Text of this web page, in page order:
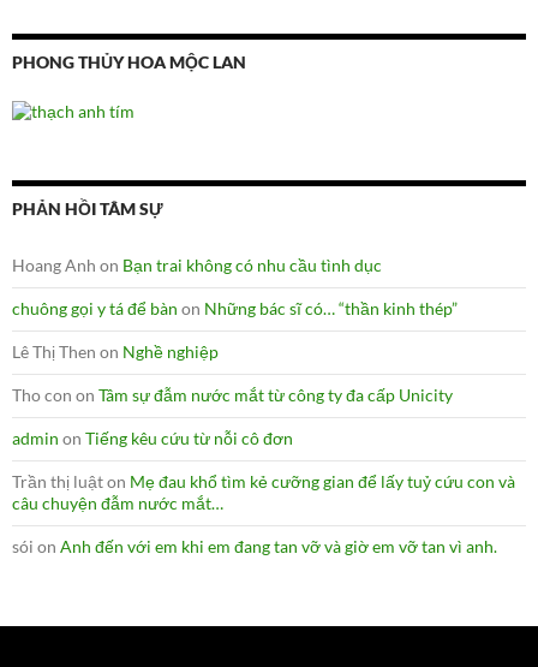
PHONG THỦY HOA MỘC LAN
PHẢN HỒI TÂM SỰ
Hoang Anh on Bạn trai không có nhu cầu tình dục
chuông gọi y tá để bàn on Những bác sĩ có… “thần kinh thép”
Lê Thị Then on Nghề nghiệp
Tho con on Tâm sự đẫm nước mắt từ công ty đa cấp Unicity
admin on Tiếng kêu cứu từ nỗi cô đơn
Trần thị luậton Mẹ đau khổ tìm kẻ cưỡng gian để lấy tuỷ cứu con và
câu chuyện đẫm nước mắt…
sói on Anh đến với em khi em đang tan vỡ và giờ em vỡ tan vì anh.